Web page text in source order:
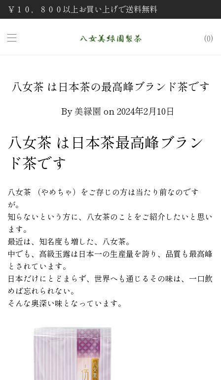
￥１０，８００以上お買い上げで送料無料
0
八女茶 は日本茶の最高峰ブランド茶です
By美緑園 on 2024年2月10日
八女茶 は日本茶最高峰ブラン
ド茶です
八女茶 （やめちゃ）をご存じの方は当たり前なのです
が。
知らないという方に、八女茶のことをご紹介したいと思い
ます。
最近は、知名度も増した、八女茶。
中でも、高級玉露は日本一の生産量を誇り、品質も最高峰
とされています。
日本だけにとどまらず、世界へも通じるその味は、一口飲
めば忘れられない。
そんな奥深い味となっています。